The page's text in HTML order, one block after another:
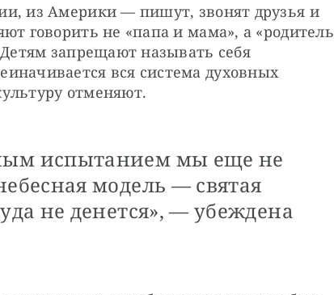
из Америки — пишут, звонят друзья и
говорить не «папа и мама», а «родитель
запрещают называть себя
вся система духовных
отменяют.
испытанием мы еще не
модель — святая
не денется», — убеждена